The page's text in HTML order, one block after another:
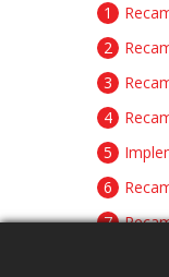
1
2
3
4
5
6
7